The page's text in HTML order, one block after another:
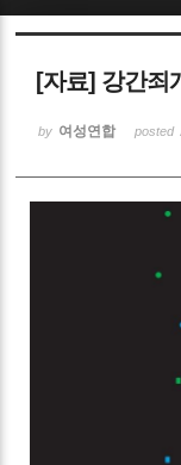
[자료] 강간죄
by 여성연합 posted